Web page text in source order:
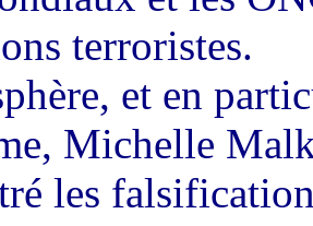
terroristes.
, et en
, Michelle
les